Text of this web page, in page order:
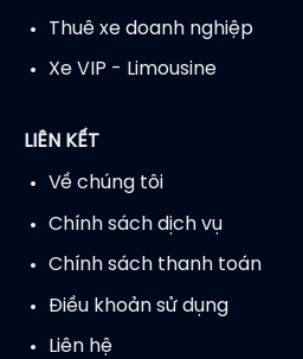
Thuê xe doanh nghiệp
Xe VIP - Limousine
LIÊN KẾT
Về chúng tôi
Chính sách dịch vụ
Chính sách thanh toán
Điều khoản sử dụng
Liên hệ